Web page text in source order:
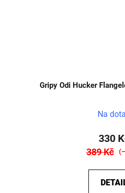
Gripy Odi Hucker
Na
330
389 Kč